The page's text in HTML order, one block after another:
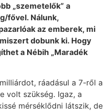
„szemetelők” a
fővel. Nálunk,
az emberek, mi
dobunk ki. Hogy
a Nébih „Maradék
ráadásul a 7-ről a
volt szükség. Igaz, a
mérséklődni látszik, de